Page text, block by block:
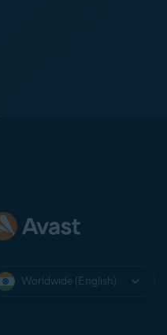
Worldwide (English)